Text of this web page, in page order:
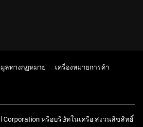
ลทางกฏหมาย เครื่องหมายการค้า
Corporation หรือบริษัทในเครือ สงวนลิขสิทธิ์